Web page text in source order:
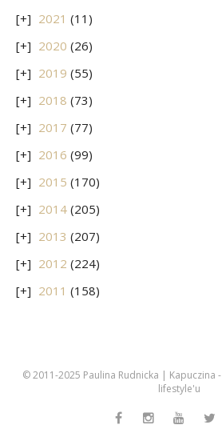
2021 (11)
2020 (26)
2019 (55)
2018 (73)
2017 (77)
2016 (99)
2015 (170)
2014 (205)
2013 (207)
2012 (224)
2011 (158)
© 2011-2025 Paulina Rudnicka | Kapuczina
lifestyle'u